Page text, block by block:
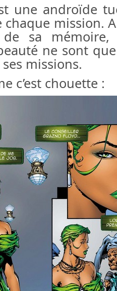
une androïde
chaque mission.
sa mémoire,
ne sont
missions.
c’est chouette :